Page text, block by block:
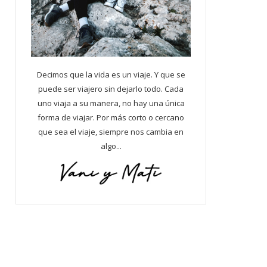
Decimos que la vida es un viaje. Y que se
puede ser viajero sin dejarlo todo. Cada
uno viaja a su manera, no hay una única
forma de viajar. Por más corto o cercano
que sea el viaje, siempre nos cambia en
algo...